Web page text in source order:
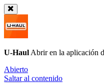
U-Haul Abrir en la aplicación
Abierto
Saltar al contenido